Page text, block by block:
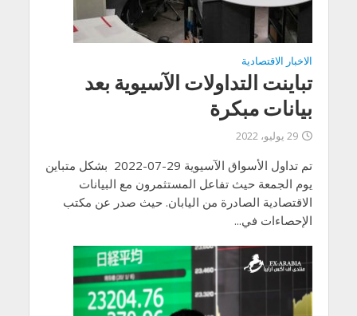
الاخبار الاقتصادية
تباينت التداولات الآسيوية بعد
بيانات مبكرة
29 يوليو، 2022
تم تداول الأسواق الآسيوية 29-07-2022 بشكل متباين
يوم الجمعة حيث تفاعل المستثمرون مع البيانات
الاقتصادية الصادرة من اليابان. حيث صدر عن مكتب
الإحصاءات في...